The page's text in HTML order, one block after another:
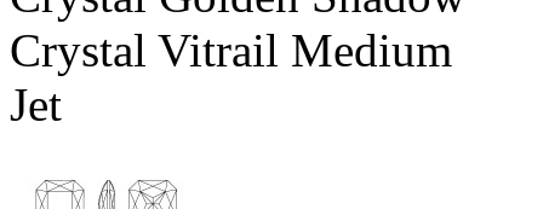
Crystal Vitrail Medium
Jet